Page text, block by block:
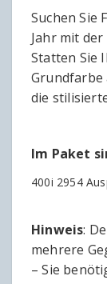
Suchen Sie
Jahr mit
Statten Sie
Grundfarbe
die
Im Paket
400i 2954
Hinweis:
mehrere
– Sie